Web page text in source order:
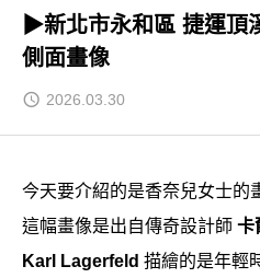
▶新北市永和區 捷運
側面畫像
2026.03.30
今天要介紹的是香奈兒女士的
這幅畫像是出自傳奇設計師 卡
Karl Lagerfeld 描繪的是年輕